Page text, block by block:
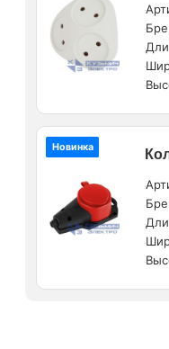
Новинка